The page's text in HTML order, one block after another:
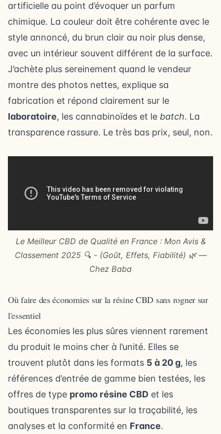
artificielle au point d’évoquer un parfum
chimique. La couleur doit être cohérente avec le
style annoncé, du brun clair au noir plus dense,
avec un intérieur souvent différent de la surface.
J’achète plus sereinement quand le vendeur
montre des photos nettes, explique sa
fabrication et répond clairement sur le
laboratoire, les cannabinoïdes et le batch. La
transparence rassure. Le très bas prix, seul, non.
Le Meilleur CBD de Qualité en France : Mon Avis &
Classement 2025 🔍 - (Goût, Effets, Fiabilité) 🌿 —
Chez Baba
Où faire des économies sur la résine CBD sans rogner sur
l'essentiel
Les économies les plus sûres viennent rarement
du produit le moins cher à l’unité. Elles se
trouvent plutôt dans les formats 5 à 20 g, les
références d’entrée de gamme bien testées, les
offres de type promo résine CBD et les
boutiques transparentes sur la traçabilité, les
analyses et la conformité en France.